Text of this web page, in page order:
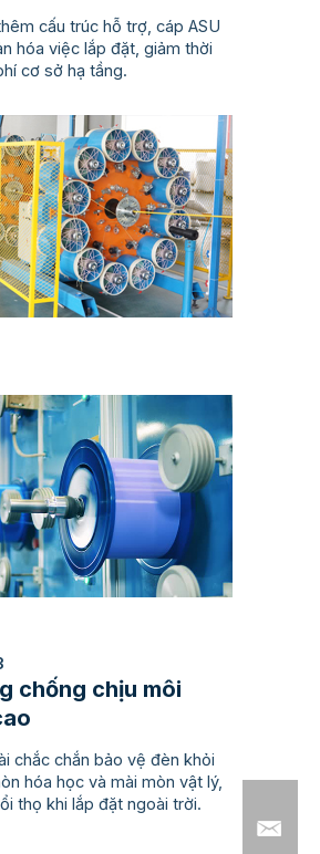
cấu trúc hỗ trợ, cáp ASU
hóa việc lắp đặt, giảm thời
cơ sở hạ tầng.
chống chịu môi
chắc chắn bảo vệ đèn khỏi
hóa học và mài mòn vật lý,
thọ khi lắp đặt ngoài trời.